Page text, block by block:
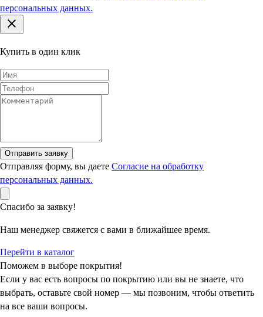
персональных данных.
Купить в один клик
Отправить заявку
Отправляя форму, вы даете Согласие на обработку
персональных данных.
Спасибо за заявку!
Наш менеджер свяжется с вами в ближайшее время.
Перейти в каталог
Поможем в выборе покрытия!
Если у вас есть вопросы по покрытию или вы не знаете, что
выбрать, оставьте свой номер — мы позвоним, чтобы ответить
на все ваши вопросы.